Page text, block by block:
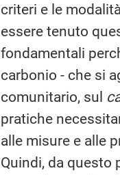
criteri e le
essere tenuto
fondamentali
carbonio - che si
comunitario, sul
pratiche
alle misure e alle
Quindi, da questo